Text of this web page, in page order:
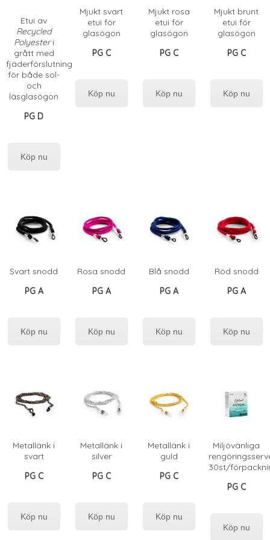
Etui av
Recycled
Polyesteri
grått med
fjäderförslutning
för både sol-
och
läsglasögon
PG D
Köp nu
Mjukt svart
etui för
glasögon
PG C
Köp nu
Mjukt rosa
etui för
glasögon
PG C
Köp nu
Mjukt brunt
etui för
glasögon
PG C
Köp nu
Svart snodd
PG A
Köp nu
Rosa snodd
PG A
Köp nu
Blå snodd
PG A
Köp nu
Röd snodd
PG A
Köp nu
Metallänk i
svart
PG C
Köp nu
Metallänk i
silver
PG C
Köp nu
Metallänk i
guld
PG C
Köp nu
Miljövänliga
30st/
PG C
Köp nu